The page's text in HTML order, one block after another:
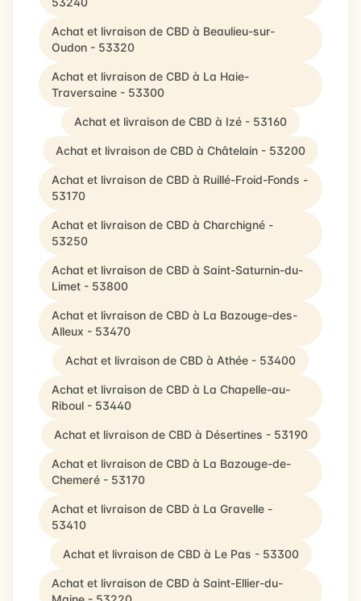
Achat et livraison de CBD à Beaulieu-sur-
Oudon - 53320
Achat et livraison de CBD à La Haie-
Traversaine - 53300
Achat et livraison de CBD à Izé - 53160
Achat et livraison de CBD à Châtelain - 53200
Achat et livraison de CBD à Ruillé-Froid-Fonds -
53170
Achat et livraison de CBD à Charchigné -
53250
Achat et livraison de CBD à Saint-Saturnin-du-
Limet - 53800
Achat et livraison de CBD à La Bazouge-des-
Alleux - 53470
Achat et livraison de CBD à Athée - 53400
Achat et livraison de CBD à La Chapelle-au-
Riboul - 53440
Achat et livraison de CBD à Désertines - 53190
Achat et livraison de CBD à La Bazouge-de-
Chemeré - 53170
Achat et livraison de CBD à La Gravelle -
53410
Achat et livraison de CBD à Le Pas - 53300
Achat et livraison de CBD à Saint-Ellier-du-